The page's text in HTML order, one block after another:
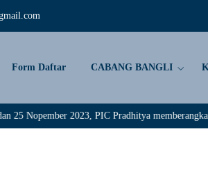
Form Daftar CABANG BANGLI
2023, PIC Pradhitya